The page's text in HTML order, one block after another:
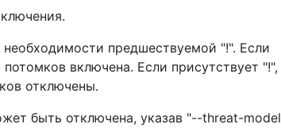
предшествуемой "!". Если
включена. Если присутствует "!",
отключены.
быть отключена, указав "--threat-model